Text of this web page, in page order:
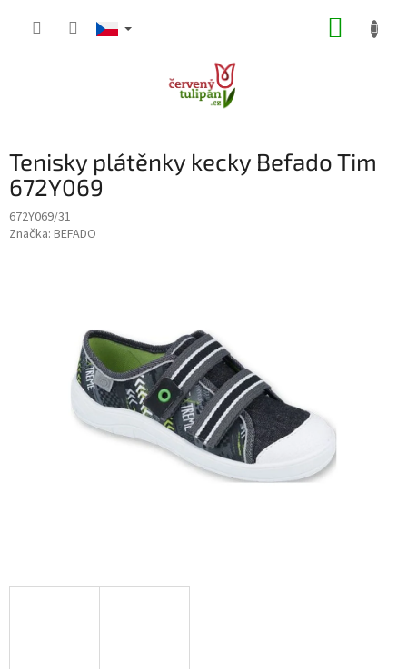
o
s
t
r
a
Tenisky plátěnky kecky Befado Tim
672Y069
672Y069/31
Značka: BEFADO